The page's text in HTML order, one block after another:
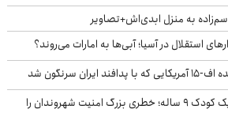
به منزل ابدی‌اش+تصاویر
استقلال در آسیا؛ آبی‌ها به امارات می‌روند؟
سرنگون شد
حمله سگ‌های ولگرد به یک کودک ۹ ساله؛ خطری بزرگ امنیت شهروندان را